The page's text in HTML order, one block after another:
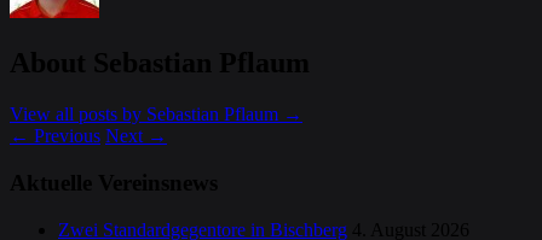
About Sebastian Pflaum
View all posts by Sebastian Pflaum →
← Previous Next →
Aktuelle Vereinsnews
Zwei Standardgegentore in Bischberg 4. August 2026